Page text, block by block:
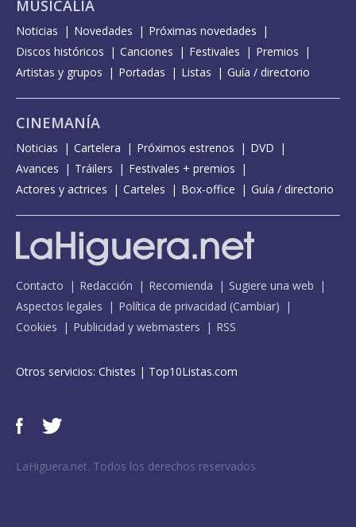
MUSICALIA
Noticias Novedades
Próximas novedades
Discos históricos
Canciones Festivales
Premios
Artistas y grupos
Portadas Listas Guía / directorio
CINEMANÍA
Noticias Cartelera Próximos estrenos
DVD
Avances
Tráilers
Festivales + premios
Actores y actrices
Carteles Box-office Guía / directorio
Contacto Redacción Recomienda
Sugiere una web
Aspectos legales
Política de privacidad (Cambiar)
Cookies
Publicidad y webmasters RSS
Otros servicios: Chistes | Top10Listas.com
LaHiguera.net. Todos los derechos reservados